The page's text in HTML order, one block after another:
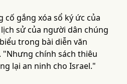
cố gắng xóa sổ ký ức của
sử của người dân chúng
trong bài diễn văn
chính sách thiêu
lại an ninh cho Israel."